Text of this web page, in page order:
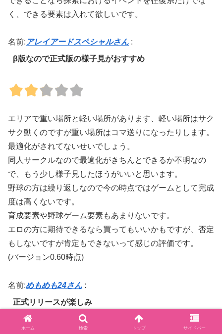
く、できる要素は入れて欲しいです。
名前:アレイアードスペシャルさん :
β版なので正式版の様子見がおすすめ
エリアで重い場所と軽い場所があります、軽い場所はサク
サク動くのですが重い場所はコマ送りになったりします。
最適化がされてないせいでしょう。
同人サークルなので最適化がきちんとできるか不明なの
で、もう少し様子見したほうがいいと思います。
野球の方は繰り返しなので今の時点ではゲームとして完成
度は高くないです。
育成要素や野球ゲーム要素もあまりないです。
エロの方に期待できるなら買ってもいいかもですが、否定
もしないですが肯定もできないって感じの評価です。
(バージョン0.60時点)
名前:めもめも24さん :
正式リリースが楽しみ
ホーム 検索 トップ サイドバー